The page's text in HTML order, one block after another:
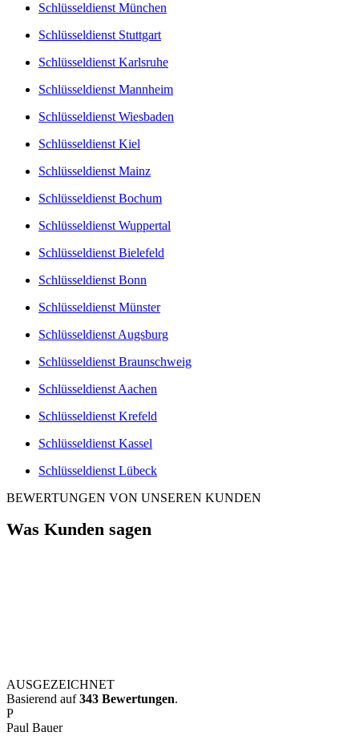
Schlüsseldienst München
Schlüsseldienst Stuttgart
Schlüsseldienst Karlsruhe
Schlüsseldienst Mannheim
Schlüsseldienst Wiesbaden
Schlüsseldienst Kiel
Schlüsseldienst Mainz
Schlüsseldienst Bochum
Schlüsseldienst Wuppertal
Schlüsseldienst Bielefeld
Schlüsseldienst Bonn
Schlüsseldienst Münster
Schlüsseldienst Augsburg
Schlüsseldienst Braunschweig
Schlüsseldienst Aachen
Schlüsseldienst Krefeld
Schlüsseldienst Kassel
Schlüsseldienst Lübeck
BEWERTUNGEN VON UNSEREN KUNDEN
Was Kunden sagen
AUSGEZEICHNET
Basierend auf343 Bewertungen.
P
Paul Bauer